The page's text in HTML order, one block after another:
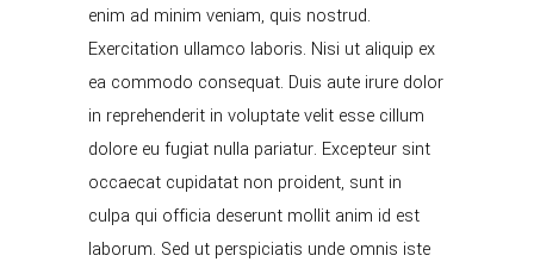
enim ad minim veniam, quis nostrud.
Exercitation ullamco laboris. Nisi ut aliquip ex
ea commodo consequat. Duis aute irure dolor
in reprehenderit in voluptate velit esse cillum
dolore eu fugiat nulla pariatur. Excepteur sint
occaecat cupidatat non proident, sunt in
culpa qui officia deserunt mollit anim id est
laborum. Sed ut perspiciatis unde omnis iste